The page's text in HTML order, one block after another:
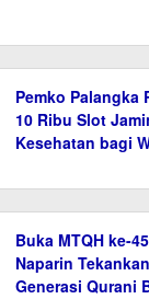
Pemko Palangka
10 Ribu Slot
Kesehatan bagi
Buka MTQH ke-
Naparin
Generasi Qurani